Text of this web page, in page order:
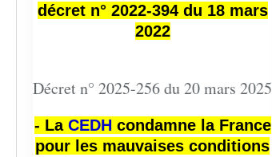
décret n° 2022-394 du 18 mars
2022
Décret n° 2025-256 du 20 mars 2025
- La CEDHcondamne la France
pour les mauvaises conditions